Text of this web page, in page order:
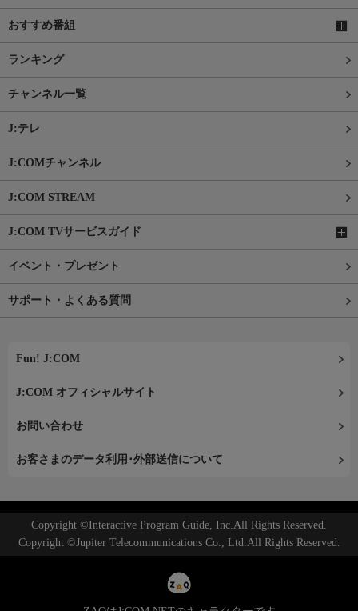
おすすめ番組
ランキング
チャンネル一覧
J:テレ
J:COMチャンネル
J:COM STREAM
J:COM TVサービスガイド
イベント・プレゼント
サポート・よくある質問
Fun! J:COM
J:COM オフィシャルサイト
お問い合わせ
お客さまのデータ利用･外部送信について
Copyright ©Interactive Program Guide, Inc.All Rights Reserved.
Copyright ©Jupiter Telecommunications Co., Ltd.All Rights Reserved.